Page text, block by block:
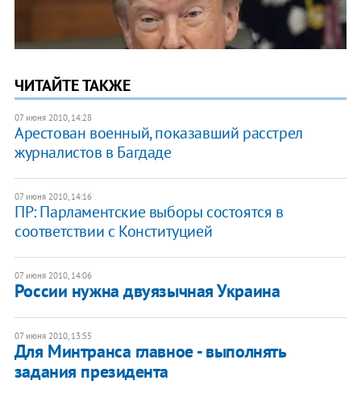
ЧИТАЙТЕ ТАКЖЕ
07 июня 2010, 14:28
Арестован военный, показавший расстрел
журналистов в Багдаде
07 июня 2010, 14:16
ПР: Парламентские выборы состоятся в
соответствии с Конституцией
07 июня 2010, 14:06
России нужна двуязычная Украина
07 июня 2010, 13:55
Для Минтранса главное - выполнять
задания президента